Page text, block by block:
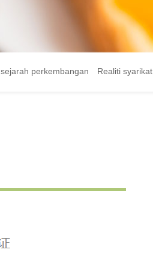
sejarah perkembangan Realiti syarikat